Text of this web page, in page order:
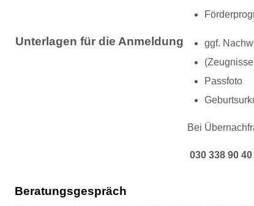
Unterlagen für die Anmeldung
ggf.
Passfoto
Bei
030 338 90 40
Beratungsgespräch